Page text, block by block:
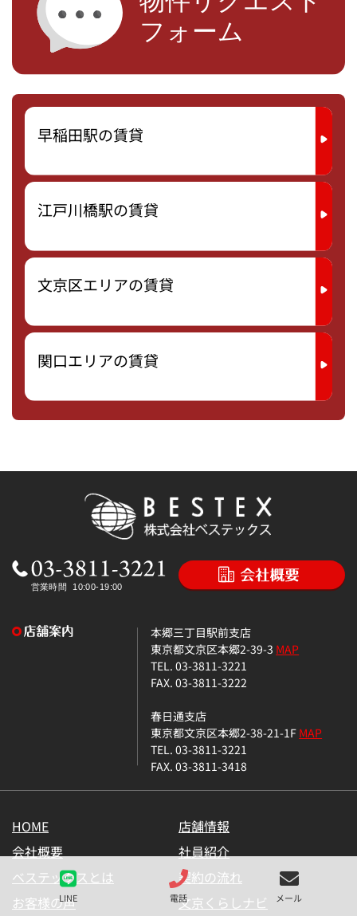
LINE 電話 メール
早稲田駅の賃貸
江戸川橋駅の賃貸
文京区エリアの賃貸
関口エリアの賃貸
本郷三丁目駅前支店
東京都文京区本郷2-39-3 MAP
TEL. 03-3811-3221
FAX. 03-3811-3222
春日通支店
東京都文京区本郷2-38-21-1FMAP
TEL. 03-3811-3221
FAX. 03-3811-3418
HOME
店舗情報
会社概要
社員紹介
ベステックスとは
契約の流れ
お客様の声
文京くらしナビ